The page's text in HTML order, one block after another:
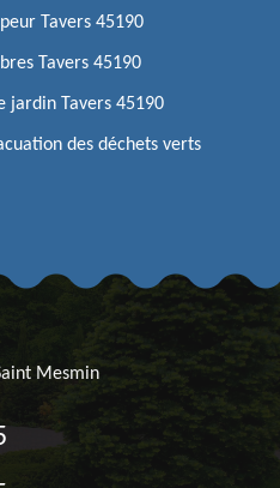
Tavers 45190
Tavers 45190
jardin Tavers 45190
des déchets verts
Mesmin